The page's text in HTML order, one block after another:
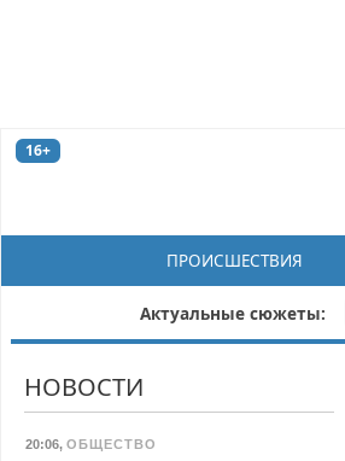
16+
ПРОИСШЕСТВИЯ
Актуальные сюжеты:
НОВОСТИ
20:06, ОБЩЕСТВО